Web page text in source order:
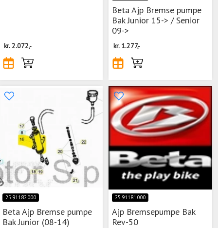
kr. 2.072,-
Beta Ajp Bremse pumpe
Bak Junior 15-> / Senior
09->
kr. 1.277,-
25.91182.000
Beta Ajp Bremse pumpe
Bak Junior (08-14)
25.91181.000
Ajp Bremsepumpe Bak
Rev-50